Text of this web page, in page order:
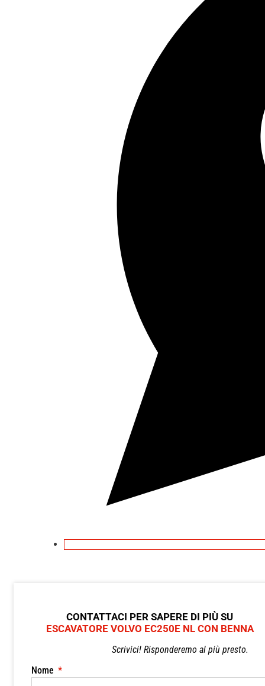
CONTATTACI PER SAPERE DI PIÙ SU
ESCAVATORE VOLVO EC250E NL CON BENNA
Scrivici! Risponderemo al più presto.
Nome